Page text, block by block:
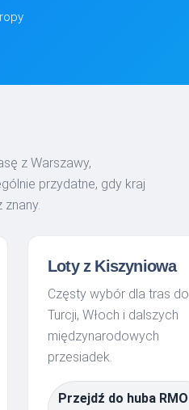
z Warszawy,
przydatne, gdy kraj
Loty z Kiszyniowa
Częsty wybór dla tras do
Turcji, Włoch i dalszych
międzynarodowych
przesiadek.
Przejdź do huba RMO